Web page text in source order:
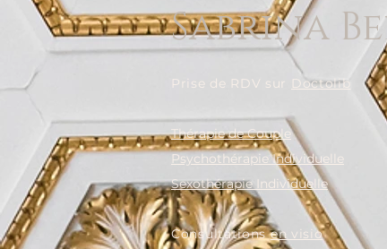
Sabrina
Prise de RDV sur Doctolib
Thérapie de Couple
Psychothérapie Individuelle
Sexothérapie Individuelle
​Consultationsen visio